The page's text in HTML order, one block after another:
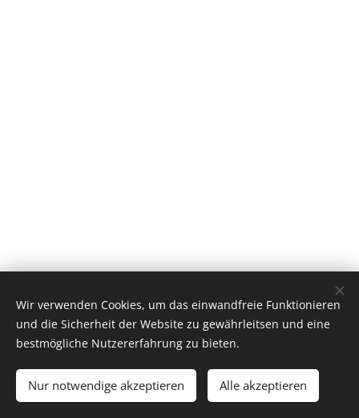
© 2020kuckuckschwarzwald.deAlle Rechte vorbehalten.
Impressum/Datenschutz
Cookies
Wir verwenden Cookies, um das einwandfreie Funktionieren
und die Sicherheit der Website zu gewährleitsen und eine
bestmögliche Nutzererfahrung zu bieten.
Nur notwendige akzeptieren Alle akzeptieren